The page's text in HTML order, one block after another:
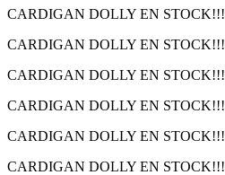
CARDIGAN DOLLY EN STOCK!!!
CARDIGAN DOLLY EN STOCK!!!
CARDIGAN DOLLY EN STOCK!!!
CARDIGAN DOLLY EN STOCK!!!
CARDIGAN DOLLY EN STOCK!!!
CARDIGAN DOLLY EN STOCK!!!